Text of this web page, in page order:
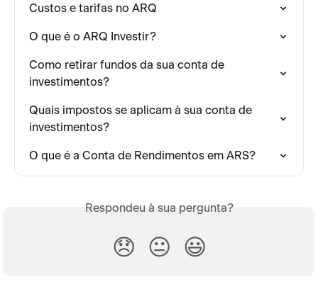
Custos e tarifas no ARQ
O que é o ARQ Investir?
Como retirar fundos da sua conta de
investimentos?
Quais impostos se aplicam à sua conta de
investimentos?
O que é a Conta de Rendimentos em ARS?
Respondeu à sua pergunta?
😞 😐 😃